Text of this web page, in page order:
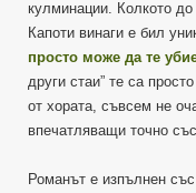
кулминации. Колкото до
Капоти винаги е бил
просто може да те
други стаи” те са
от хората, съвсем не
впечатляващи точно
Романът е изпълнен